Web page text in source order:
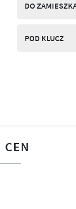
DO
POD KLUCZ